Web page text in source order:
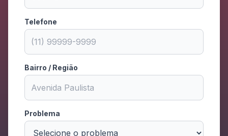
Telefone
Bairro / Região
Problema